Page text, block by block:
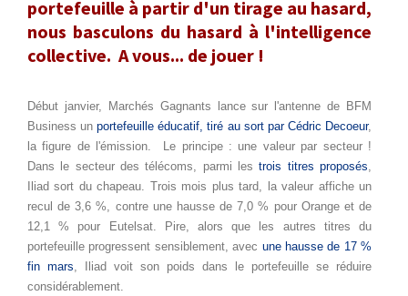
portefeuille à partir d'un tirage au hasard,
nous basculons du hasard à l'intelligence
collective. A vous... de jouer !
Début janvier, Marchés Gagnants lance sur l'antenne de BFM
Business un portefeuille éducatif, tiré au sort par Cédric Decoeur,
la figure de l'émission. Le principe : une valeur par secteur !
Dans le secteur des télécoms, parmi lestrois titres proposés,
Iliad sort du chapeau. Trois mois plus tard, la valeur affiche un
recul de 3,6 %, contre une hausse de 7,0 % pour Orange et de
12,1 % pour Eutelsat. Pire, alors que les autres titres du
portefeuille progressent sensiblement, avec une hausse de 17 %
fin mars, Iliad voit son poids dans le portefeuille se réduire
considérablement.